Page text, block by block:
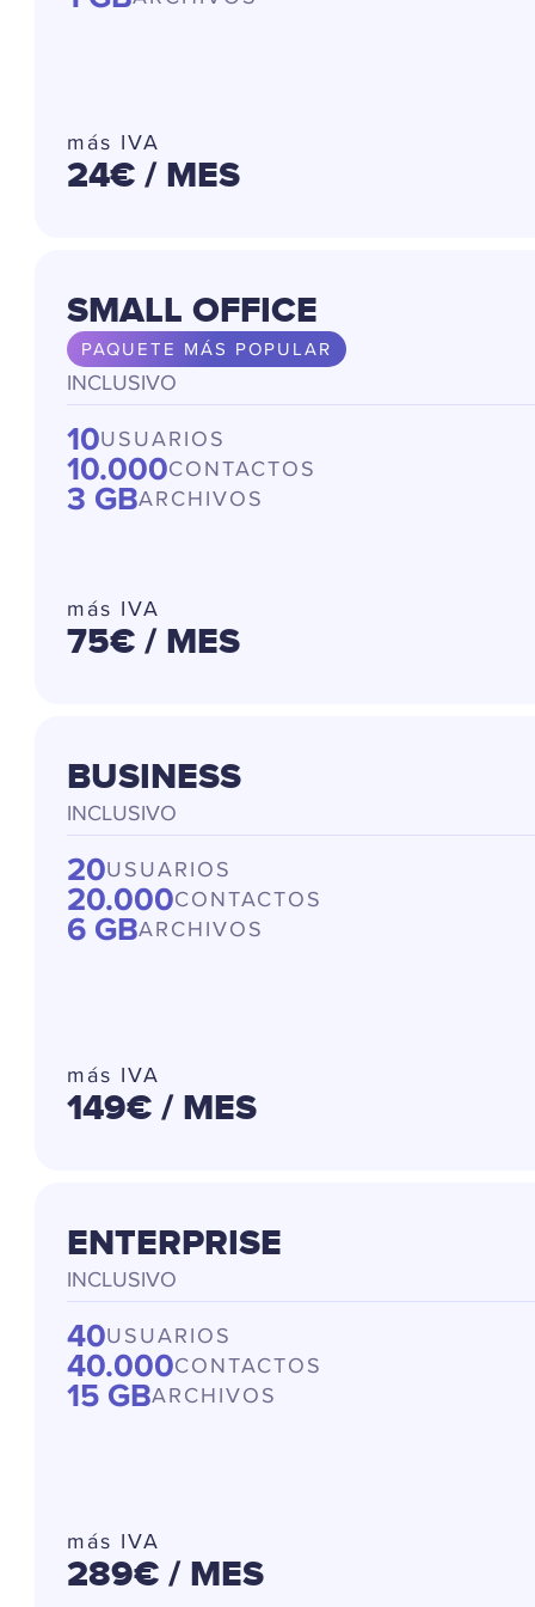
más IVA
24€ / MES
SMALL OFFICE
PAQUETE MÁS POPULAR
INCLUSIVO
10USUARIOS
10.000CONTACTOS
3 GBARCHIVOS
más IVA
75€ / MES
BUSINESS
INCLUSIVO
20USUARIOS
20.000CONTACTOS
6 GBARCHIVOS
más IVA
149€ / MES
ENTERPRISE
INCLUSIVO
40USUARIOS
40.000CONTACTOS
15 GBARCHIVOS
más IVA
289€ / MES